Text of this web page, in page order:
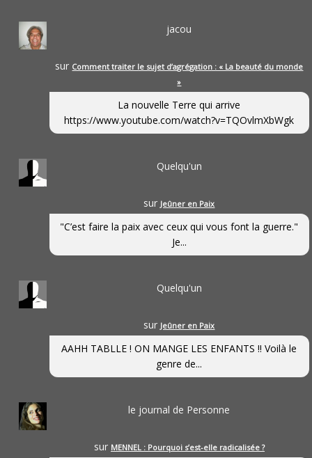
jacou
sur Comment traiter le sujet d’agrégation : « La beauté du monde
»
La nouvelle Terre qui arrive
https://www.youtube.com/watch?v=TQOvlmXbWgk
Quelqu'un
sur Jeûner en Paix
"C’est faire la paix avec ceux qui vous font la guerre."
Je...
Quelqu'un
sur Jeûner en Paix
AAHH TABLLE ! ON MANGE LES ENFANTS !! Voilà le
genre de...
le journal de Personne
sur MENNEL : Pourquoi s’est-elle radicalisée ?